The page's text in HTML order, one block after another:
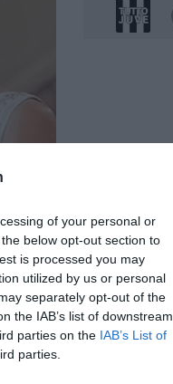
of your personal or
below opt-out section to
is processed you may
utilized by us or personal
separately opt-out of the
the IAB’s list of downstream
parties on the IAB’s List of
parties.